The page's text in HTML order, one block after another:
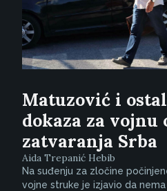
Matuzović i
dokaza za vojnu
zatvaranja Srba
Aida Trepanić Hebib
Na suđenju za zločine
vojne struke je izjavio da